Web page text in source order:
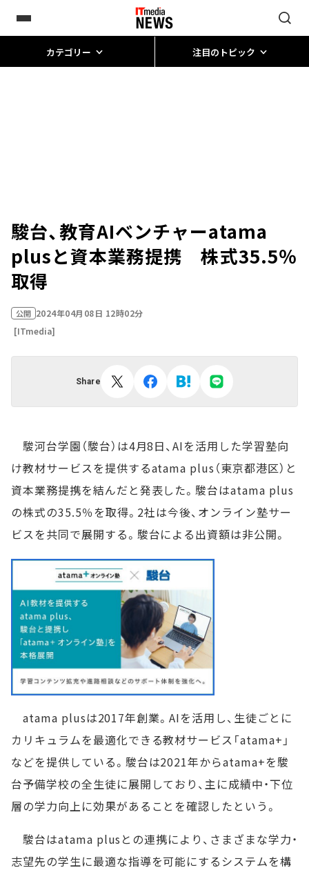
カテゴリー 注目のトピック
駿台、教育AIベンチャーatama
plusと資本業務提携 株式35.5％
取得
公開 2024年04月08日 12時02分
[ITmedia]
Share
駿河台学園（駿台）は4月8日、AIを活用した学習塾向
け教材サービスを提供するatama plus（東京都港区）と
資本業務提携を結んだと発表した。駿台はatama plus
の株式の35.5％を取得。2社は今後、オンライン塾サー
ビスを共同で展開する。駿台による出資額は非公開。
atama plusは2017年創業。AIを活用し、生徒ごとに
カリキュラムを最適化できる教材サービス「atama+」
などを提供している。駿台は2021年からatama+を駿
台予備学校の全生徒に展開しており、主に成績中・下位
層の学力向上に効果があることを確認したという。
駿台はatama plusとの連携により、さまざまな学力・
志望先の学生に最適な指導を可能にするシステムを構